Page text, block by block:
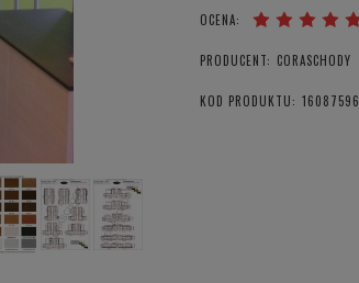
OCENA:
PRODUCENT: CORASCHODY
KOD PRODUKTU: 16087596